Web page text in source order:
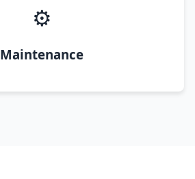
⚙️
Maintenance